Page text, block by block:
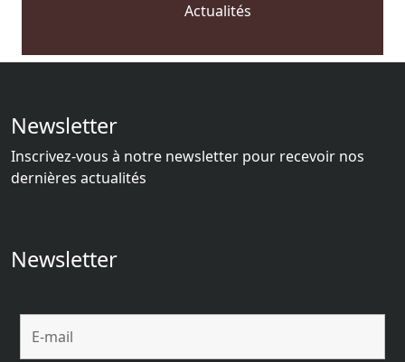
Actualités
Newsletter
Inscrivez-vous à notre newsletter pour recevoir nos
dernières actualités
Newsletter